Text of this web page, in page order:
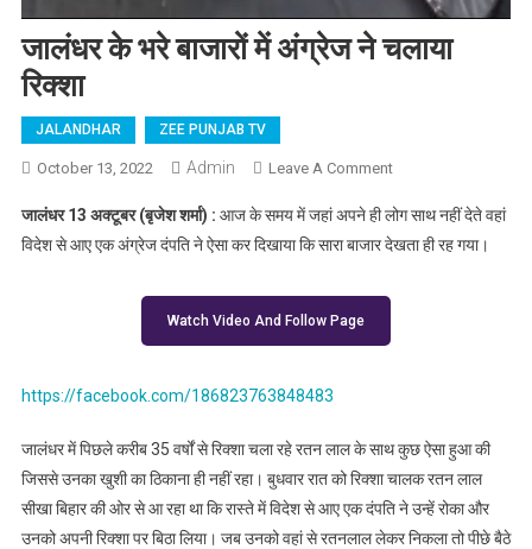
जालंधर के भरे बाजारों में अंग्रेज ने चलाया
रिक्शा
JALANDHAR ZEE PUNJAB TV
October 13, 2022 Admin Leave A CommentOn जालंधर के भरे बाजारों
जालंधर 13 अक्टूबर (बृजेश शर्मा) : आज के समय में जहां अपने ही लोग साथ नहीं देते वहां
विदेश से आए एक अंग्रेज दंपति ने ऐसा कर दिखाया कि सारा बाजार देखता ही रह गया।
Watch Video And Follow Page
https://facebook.com/186823763848483
जालंधर में पिछले करीब 35 वर्षों से रिक्शा चला रहे रतन लाल के साथ कुछ ऐसा हुआ की
जिससे उनका खुशी का ठिकाना ही नहीं रहा। बुधवार रात को रिक्शा चालक रतन लाल
सीखा बिहार की ओर से आ रहा था कि रास्ते में विदेश से आए एक दंपति ने उन्हें रोका और
उनको अपनी रिक्शा पर बिठा लिया। जब उनको वहां से रतनलाल लेकर निकला तो पीछे बैठे